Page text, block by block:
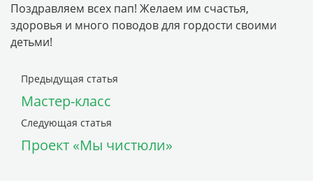
Поздравляем всех пап! Желаем им счастья,
здоровья и много поводов для гордости своими
детьми!
Предыдущая статья
Мастер-класс
Следующая статья
Проект «Мы чистюли»